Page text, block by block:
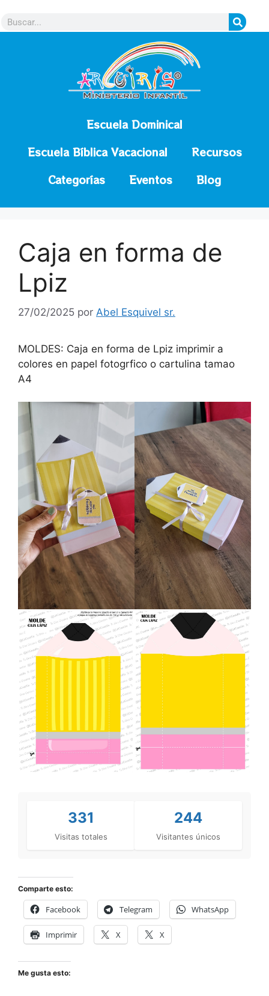
Escuela Dominical
Escuela Bíblica Vacacional
Recursos
Categorías
Eventos Blog
Caja en forma de
Lpiz
27/02/2025 por Abel Esquivel sr.
MOLDES: Caja en forma de Lpiz imprimir a
colores en papel fotogrfico o cartulina tamao
A4
331
Visitas totales
244
Visitantes únicos
Comparte esto:
Facebook Telegram WhatsApp
Imprimir X X
Me gusta esto: